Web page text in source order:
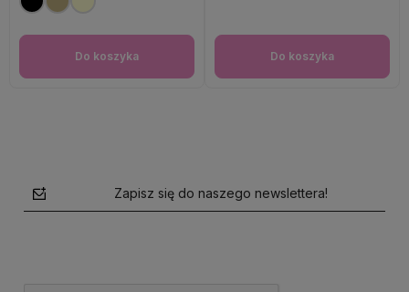
Do koszyka Do koszyka
Zapisz się do naszego newslettera!